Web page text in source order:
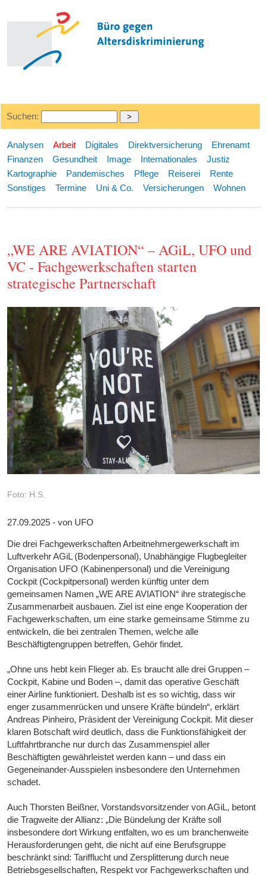
Suchen:
Analysen Arbeit Digitales Direktversicherung
Ehrenamt
Finanzen
Gesundheit Image Internationales
Justiz
Kartographie
Pandemisches Pflege Reiserei
Rente
Sonstiges
Termine Uni & Co. Versicherungen Wohnen
„WE ARE AVIATION“ – AGiL, UFO und
VC - Fachgewerkschaften starten
strategische Partnerschaft
Foto: H.S.
27.09.2025 - von UFO
Die drei Fachgewerkschaften Arbeitnehmergewerkschaft im
Luftverkehr AGiL (Bodenpersonal), Unabhängige Flugbegleiter
Organisation UFO (Kabinenpersonal) und die Vereinigung
Cockpit (Cockpitpersonal) werden künftig unter dem
gemeinsamen Namen „WE ARE AVIATION“ ihre strategische
Zusammenarbeit ausbauen. Ziel ist eine enge Kooperation der
Fachgewerkschaften, um eine starke gemeinsame Stimme zu
entwickeln, die bei zentralen Themen, welche alle
Beschäftigtengruppen betreffen, Gehör findet.
„Ohne uns hebt kein Flieger ab. Es braucht alle drei Gruppen –
Cockpit, Kabine und Boden –, damit das operative Geschäft
einer Airline funktioniert. Deshalb ist es so wichtig, dass wir
enger zusammenrücken und unsere Kräfte bündeln“, erklärt
Andreas Pinheiro, Präsident der Vereinigung Cockpit. Mit dieser
klaren Botschaft wird deutlich, dass die Funktionsfähigkeit der
Luftfahrtbranche nur durch das Zusammenspiel aller
Beschäftigten gewährleistet werden kann – und dass ein
Gegeneinander-Ausspielen insbesondere den Unternehmen
schadet.
Auch Thorsten Beißner, Vorstandsvorsitzender von AGiL, betont
die Tragweite der Allianz: „Die Bündelung der Kräfte soll
insbesondere dort Wirkung entfalten, wo es um branchenweite
Herausforderungen geht, die nicht auf eine Berufsgruppe
beschränkt sind: Tarifflucht und Zersplitterung durch neue
Betriebsgesellschaften, Respekt vor Fachgewerkschaften und